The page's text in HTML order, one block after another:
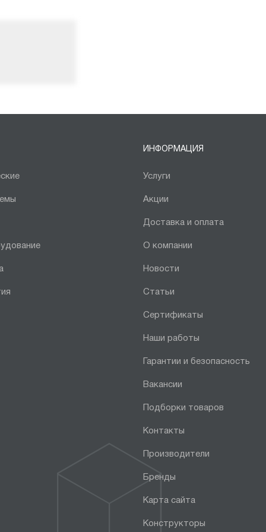
ИНФОРМАЦИЯ
Услуги
Акции
Доставка и оплата
О компании
Новости
Статьи
Сертификаты
Наши работы
Гарантии и безопасность
Вакансии
Подборки товаров
Контакты
Производители
Бренды
Карта сайта
Конструкторы